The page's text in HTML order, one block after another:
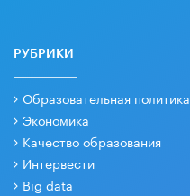
РУБРИКИ
Образовательная политика
Экономика
Качество образования
Интервести
Big data